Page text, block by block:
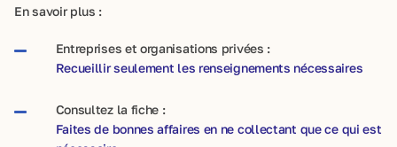
En savoir plus :
Entreprises et organisations privées :
Recueillir seulement les renseignements nécessaires
Consultez la fiche :
Faites de bonnes affaires en ne collectant que ce qui est